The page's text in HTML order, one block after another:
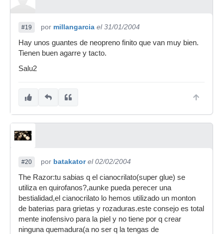
#19 por millangarcia el 31/01/2004
Hay unos guantes de neopreno finito que van muy bien.
Tienen buen agarre y tacto.
Salu2
#20 por batakator el 02/02/2004
The Razor:tu sabias q el cianocrilato(super glue) se
utiliza en quirofanos?,aunke pueda perecer una
bestialidad,el cianocrilato lo hemos utilizado un monton
de baterias para grietas y rozaduras.este consejo es total
mente inofensivo para la piel y no tiene por q crear
ninguna quemadura(a no ser q la tengas de